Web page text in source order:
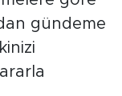
gündeme